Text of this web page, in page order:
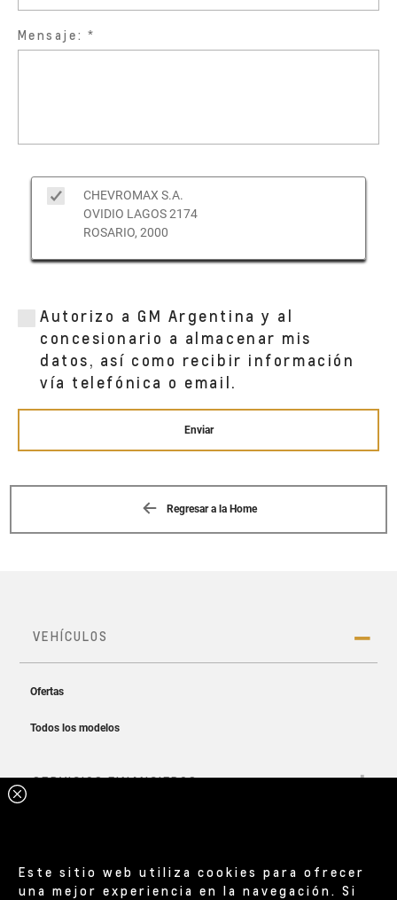
Mensaje:
CHEVROMAX S.A.
OVIDIO LAGOS 2174
ROSARIO, 2000
Autorizo a GM Argentina y al
concesionario a almacenar mis
datos, así como recibir información
vía telefónica o email.
Enviar
Regresar a la Home
Este sitio web utiliza cookies para ofrecer
una mejor experiencia en la navegación. Si